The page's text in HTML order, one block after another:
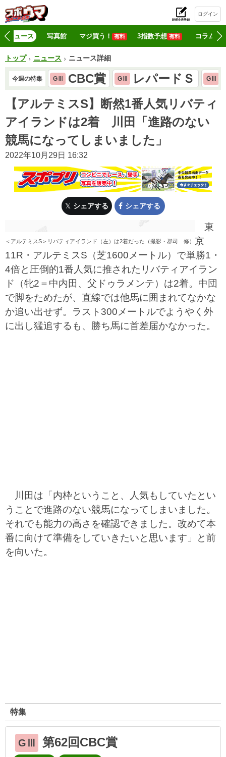
ログイン
ニュース 写真館 マジ買う！ 有料 3指数予想 有料 コラム
トップ ニュース ニュース詳細
今週の特集 GⅢ CBC賞 GⅢ レパードＳ GⅢ
【アルテミスS】断然1番人気リバティ
アイランドは2着 川田「進路のない
競馬になってしまいました」
2022年10月29日 16:32
シェアする シェアする
＜アルテミスS＞リバティアイランド（左）は2着だった（撮影・郡司 修）
東
京
11R・アルテミスS（芝1600メートル）で単勝1・
4倍と圧倒的1番人気に推されたリバティアイラン
ド（牝2＝中内田、父ドゥラメンテ）は2着。中団
で脚をためたが、直線では他馬に囲まれてなかな
か追い出せず。ラスト300メートルでようやく外
に出し猛追するも、勝ち馬に首差届かなかった。
川田は「内枠ということ、人気もしていたとい
うことで進路のない競馬になってしまいました。
それでも能力の高さを確認できました。改めて本
番に向けて準備をしていきたいと思います」と前
を向いた。
特集
GⅢ 第62回CBC賞